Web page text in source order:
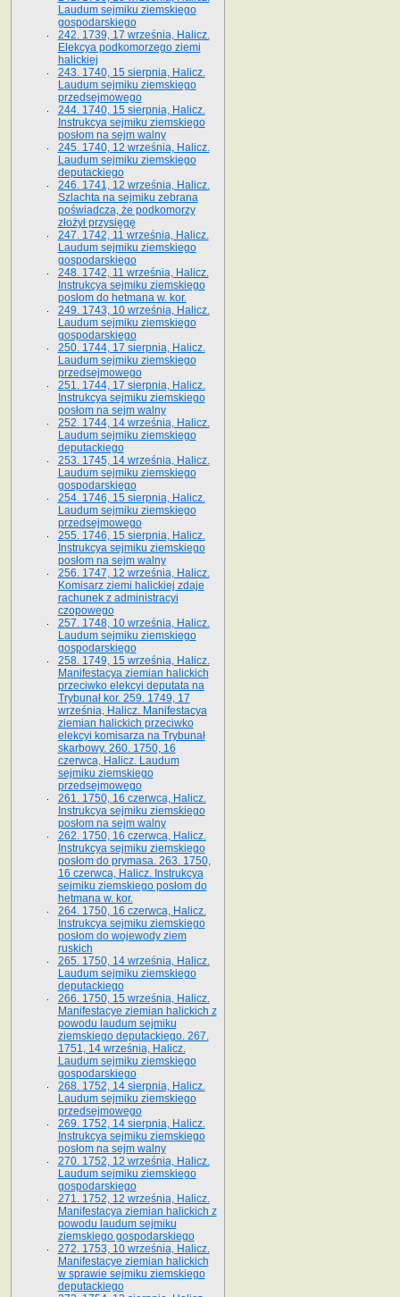
Laudum sejmiku ziemskiego
gospodarskiego
242. 1739, 17 września, Halicz.
Elekcya podkomorzego ziemi
halickiej
243. 1740, 15 sierpnia, Halicz.
Laudum sejmiku ziemskiego
przedsejmowego
244. 1740, 15 sierpnia, Halicz.
Instrukcya sejmiku ziemskiego
posłom na sejm walny
245. 1740, 12 września, Halicz.
Laudum sejmiku ziemskiego
deputackiego
246. 1741, 12 września, Halicz.
Szlachta na sejmiku zebrana
poświadcza, że podkomorzy
złożył przysięgę
247. 1742, 11 września, Halicz.
Laudum sejmiku ziemskiego
gospodarskiego
248. 1742, 11 września, Halicz.
Instrukcya sejmiku ziemskiego
posłom do hetmana w. kor.
249. 1743, 10 września, Halicz.
Laudum sejmiku ziemskiego
gospodarskiego
250. 1744, 17 sierpnia, Halicz.
Laudum sejmiku ziemskiego
przedsejmowego
251. 1744, 17 sierpnia, Halicz.
Instrukcya sejmiku ziemskiego
posłom na sejm walny
252. 1744, 14 września, Halicz.
Laudum sejmiku ziemskiego
deputackiego
253. 1745, 14 września, Halicz.
Laudum sejmiku ziemskiego
gospodarskiego
254. 1746, 15 sierpnia, Halicz.
Laudum sejmiku ziemskiego
przedsejmowego
255. 1746, 15 sierpnia, Halicz.
Instrukcya sejmiku ziemskiego
posłom na sejm walny
256. 1747, 12 września, Halicz.
Komisarz ziemi halickiej zdaje
rachunek z administracyi
czopowego
257. 1748, 10 września, Halicz.
Laudum sejmiku ziemskiego
gospodarskiego
258. 1749, 15 września, Halicz.
Manifestacya ziemian halickich
przeciwko elekcyi deputata na
Trybunał kor. 259. 1749, 17
września, Halicz. Manifestacya
ziemian halickich przeciwko
elekcyi komisarza na Trybunał
skarbowy. 260. 1750, 16
czerwca, Halicz. Laudum
sejmiku ziemskiego
przedsejmowego
261. 1750, 16 czerwca, Halicz.
Instrukcya sejmiku ziemskiego
posłom na sejm walny
262. 1750, 16 czerwca, Halicz.
Instrukcya sejmiku ziemskiego
posłom do prymasa. 263. 1750,
16 czerwca, Halicz. Instrukcya
sejmiku ziemskiego posłom do
hetmana w. kor.
264. 1750, 16 czerwca, Halicz.
Instrukcya sejmiku ziemskiego
posłom do wojewody ziem
ruskich
265. 1750, 14 września, Halicz.
Laudum sejmiku ziemskiego
deputackiego
266. 1750, 15 września, Halicz.
Manifestacye ziemian halickich z
powodu laudum sejmiku
ziemskiego deputackiego. 267.
1751, 14 września, Halicz.
Laudum sejmiku ziemskiego
gospodarskiego
268. 1752, 14 sierpnia, Halicz.
Laudum sejmiku ziemskiego
przedsejmowego
269. 1752, 14 sierpnia, Halicz.
Instrukcya sejmiku ziemskiego
posłom na sejm walny
270. 1752, 12 września, Halicz.
Laudum sejmiku ziemskiego
gospodarskiego
271. 1752, 12 września, Halicz.
Manifestacya ziemian halickich z
powodu laudum sejmiku
ziemskiego gospodarskiego
272. 1753, 10 września, Halicz.
Manifestacye ziemian halickich
w sprawie sejmiku ziemskiego
deputackiego